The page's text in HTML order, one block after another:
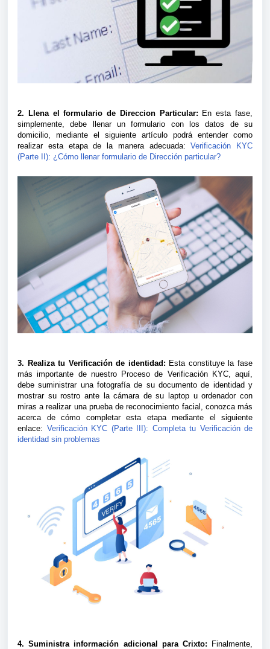
2. Llena el formulario de Direccion Particular: En esta fase,
simplemente, debe llenar un formulario con los datos de su
domicilio, mediante el siguiente artículo podrá entender como
realizar esta etapa de la manera adecuada:
Verificación KYC
(Parte II): ¿Cómo llenar formulario de Dirección particular?
3. Realiza tu Verificación de identidad: Esta constituye la fase
más importante de nuestro Proceso de Verificación KYC, aquí,
debe suministrar una fotografía de su documento de identidad y
mostrar su rostro ante la cámara de su laptop u ordenador con
miras a realizar una prueba de reconocimiento facial, conozca más
acerca de cómo completar esta etapa mediante el siguiente
enlace: Verificación KYC (Parte III): Completa tu Verificación de
identidad sin problemas
4. Suministra información adicional para Crixto:
Finalmente,